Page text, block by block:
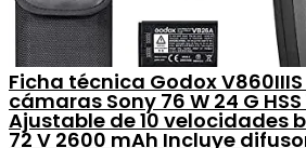
Ficha técnica Godox
cámaras Sony 76 W 24 G
Ajustable de 10 velocidades
72 V 2600 mAh Incluye